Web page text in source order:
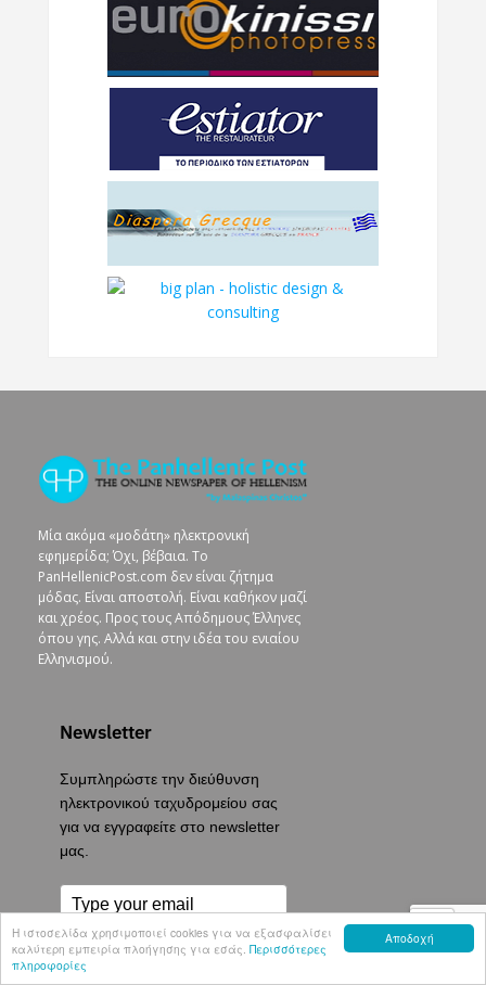
Αποδοχή
Η ιστοσελίδα χρησιμοποιεί cookies για να εξασφαλίσει
καλύτερη εμπειρία πλοήγησης για εσάς. Περισσότερες
πληροφορίες
Μία ακόμα «μοδάτη» ηλεκτρονική
εφημερίδα; Όχι, βέβαια. To
PanHellenicPost.com δεν είναι ζήτημα
μόδας. Είναι αποστολή. Είναι καθήκον μαζί
και χρέος. Προς τους Απόδημους Έλληνες
όπου γης. Αλλά και στην ιδέα του ενιαίου
Ελληνισμού.
Newsletter
Συμπληρώστε την διεύθυνση
ηλεκτρονικού ταχυδρομείου σας
για να εγγραφείτε στο newsletter
μας.
Εγγραφή